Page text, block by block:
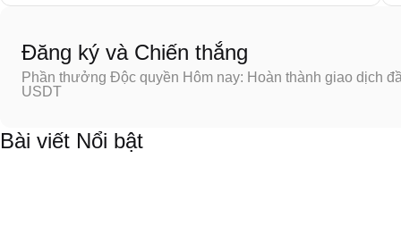
Đăng ký và Chiến thắng
Phần thưởng Độc quyền Hôm nay: Hoàn thành giao dịch
USDT
Bài viết Nổi bật